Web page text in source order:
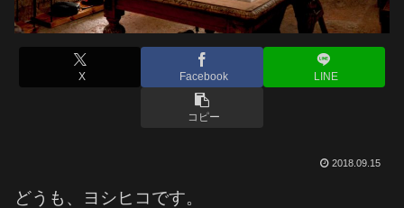
X Facebook LINE
コピー
2018.09.15
どうも、ヨシヒコです。